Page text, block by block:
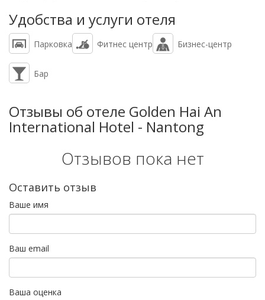
Удобства и услуги отеля
Парковка Фитнес центр Бизнес-центр
Бар
Отзывы об отеле Golden Hai An
International Hotel - Nantong
Отзывов пока нет
Оставить отзыв
Ваше имя
Ваш email
Ваша оценка